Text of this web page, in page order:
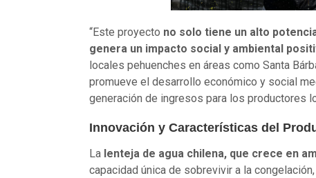
“Este proyecto no solo tiene un alto
genera un impacto social y ambiental
locales pehuenches en áreas como Santa
promueve el desarrollo económico y social
generación de ingresos para los productores
Innovación y Características del
La lenteja de agua chilena, que crece en
capacidad única de sobrevivir a la